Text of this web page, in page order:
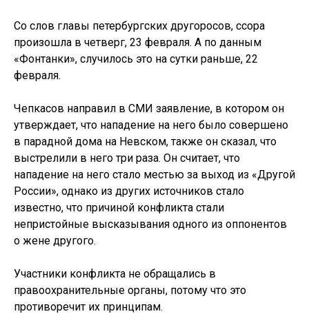
Со слов главы петербургских другоросов, ссора
произошла в четверг, 23 февраля. А по данным
«Фонтанки», случилось это на сутки раньше, 22
февраля.
Чепкасов направил в СМИ заявление, в котором он
утверждает, что нападение на него было совершено
в парадной дома на Невском, также он сказал, что
выстрелили в него три раза. Он считает, что
нападение на него стало местью за выход из «Другой
России», однако из других источников стало
известно, что причиной конфликта стали
непристойные высказывания одного из оппонентов
о жене другого.
Участники конфликта не обращались в
правоохранительные органы, потому что это
противоречит их принципам.